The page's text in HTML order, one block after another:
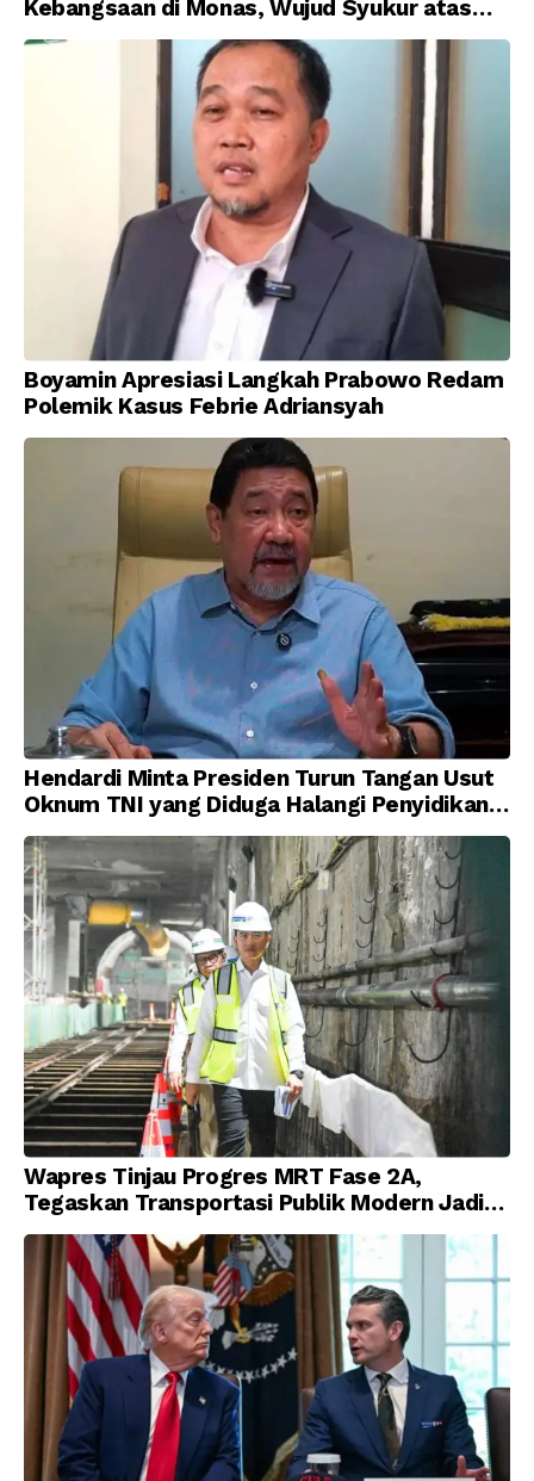
Kebangsaan di Monas, Wujud Syukur atas
Kemerdekaan Indonesia
Boyamin Apresiasi Langkah Prabowo Redam
Polemik Kasus Febrie Adriansyah
Hendardi Minta Presiden Turun Tangan Usut
Oknum TNI yang Diduga Halangi Penyidikan
Korupsi
Wapres Tinjau Progres MRT Fase 2A,
Tegaskan Transportasi Publik Modern Jadi
Prioritas Nasional